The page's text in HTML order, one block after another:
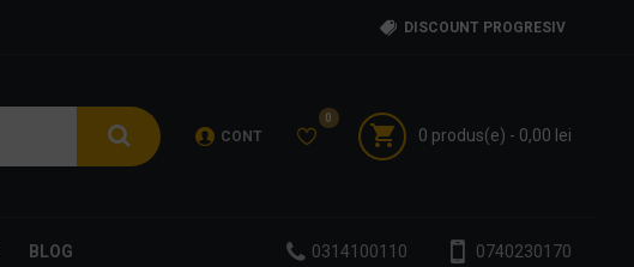
DISCOUNT PROGRESIV
CONT
0
0 produs(e) - 0,00 lei
BLOG 0314100110 0740230170